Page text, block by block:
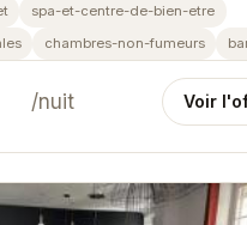
spa-et-centre-de-bien-etre
chambres-non-fumeurs
/nuit Voir